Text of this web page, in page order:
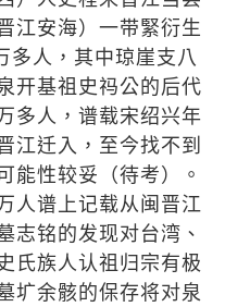
江安海）一带緊衍生
多人，其中琼崖支八
开基祖史祃公的后代
多人，谱载宋绍兴年
江迁入，至今找不到
能性较妥（待考）。
人谱上记载从闽晋江
志铭的发现对台湾、
氏族人认祖归宗有极
圹余骸的保存将对泉